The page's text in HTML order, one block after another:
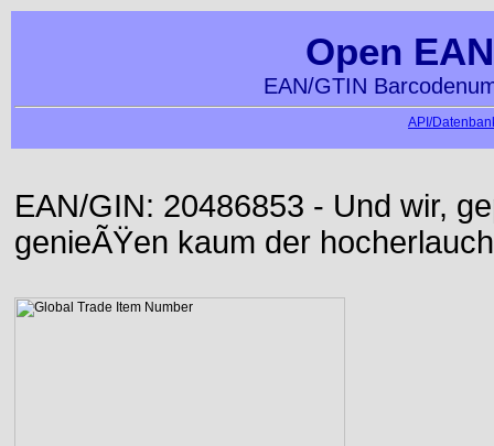
Open
EAN/GTIN
API/
EAN/GIN: 20486853 - Und wir,
genieÃŸen kaum der